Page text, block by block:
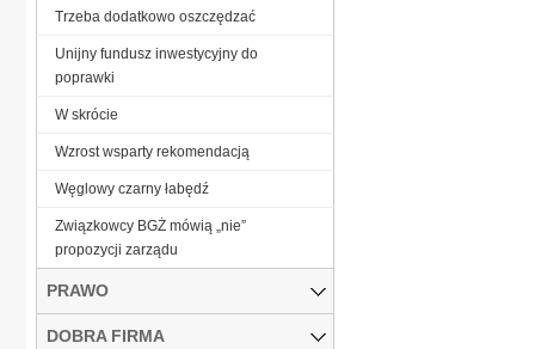
Trzeba dodatkowo oszczędzać
Unijny fundusz inwestycyjny do
poprawki
W skrócie
Wzrost wsparty rekomendacją
Węglowy czarny łabędź
Związkowcy BGŻ mówią „nie”
propozycji zarządu
PRAWO
DOBRA FIRMA